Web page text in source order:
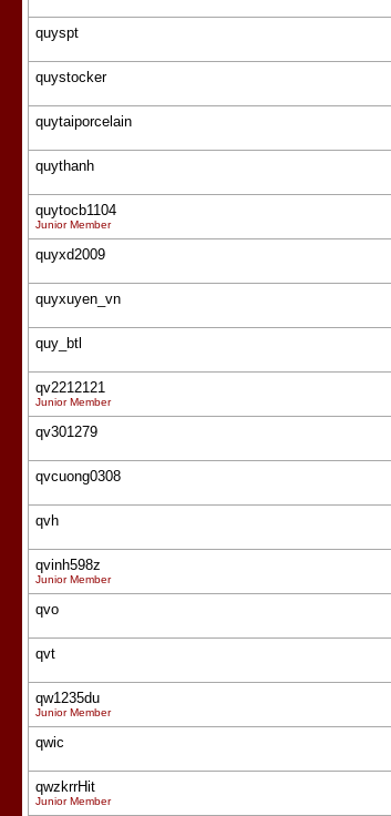
quyspt
quystocker
quytaiporcelain
quythanh
quytocb1104
Junior Member
quyxd2009
quyxuyen_vn
quy_btl
qv2212121
Junior Member
qv301279
qvcuong0308
qvh
qvinh598z
Junior Member
qvo
qvt
qw1235du
Junior Member
qwic
qwzkrrHit
Junior Member